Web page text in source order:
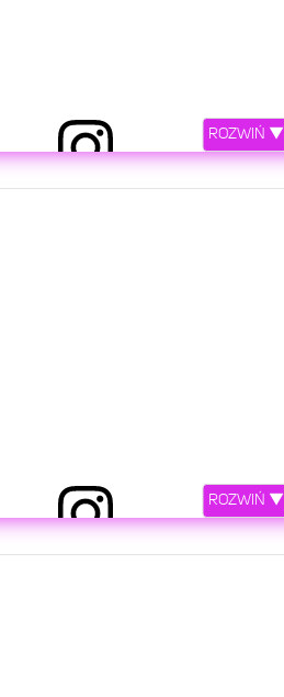
przez Lara Gessler (@lara_gessler)
przez Lara Gessler (@lara_gessler)
ROZWIŃ ▼
ROZWIŃ ▼